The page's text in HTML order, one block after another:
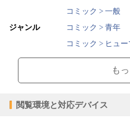
ジャンル
コミック > 一般
コミック > 青年
コミック > ヒュ
販売開始日
2020/10/15
ファイル形式
epub
も
閲覧環境と対応デバイス